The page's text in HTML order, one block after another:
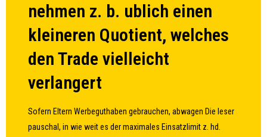
nehmen z. b. ublich einen
kleineren Quotient, welches
den Trade vielleicht
verlangert
Sofern Eltern Werbeguthaben gebrauchen, abwagen Die leser
pauschal, in wie weit es der maximales Einsatzlimit z. hd.